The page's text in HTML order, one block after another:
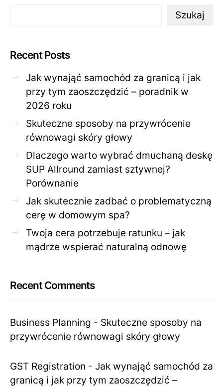
Szukaj
Recent Posts
Jak wynająć samochód za granicą i jak
przy tym zaoszczędzić – poradnik w
2026 roku
Skuteczne sposoby na przywrócenie
równowagi skóry głowy
Dlaczego warto wybrać dmuchaną deskę
SUP Allround zamiast sztywnej?
Porównanie
Jak skutecznie zadbać o problematyczną
cerę w domowym spa?
Twoja cera potrzebuje ratunku – jak
mądrze wspierać naturalną odnowę
Recent Comments
Business Planning - Skuteczne sposoby na
przywrócenie równowagi skóry głowy
GST Registration - Jak wynająć samochód za
granicą i jak przy tym zaoszczędzić –